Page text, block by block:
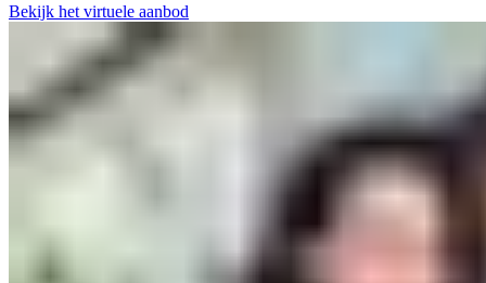
Bekijk het virtuele aanbod